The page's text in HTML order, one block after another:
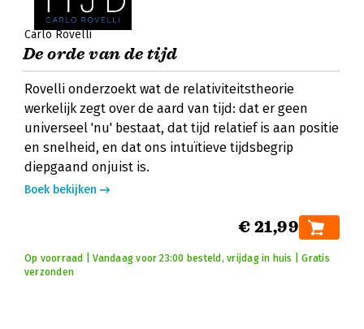
Carlo Rovelli
De orde van de tijd
Rovelli onderzoekt wat de relativiteitstheorie
werkelijk zegt over de aard van tijd: dat er geen
universeel 'nu' bestaat, dat tijd relatief is aan positie
en snelheid, en dat ons intuïtieve tijdsbegrip
diepgaand onjuist is.
Boek bekijken
€ 21,99
Op voorraad | Vandaag voor 23:00 besteld, vrijdag in huis | Gratis
verzonden